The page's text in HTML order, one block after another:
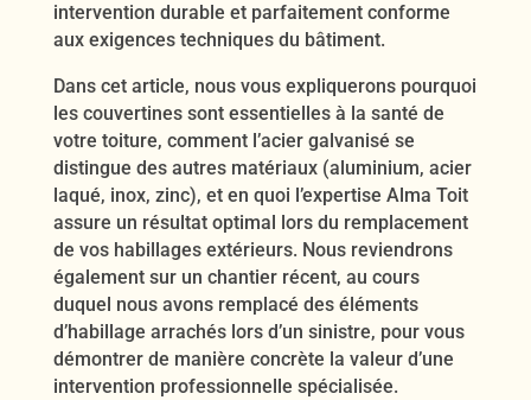
intervention durable et parfaitement conforme
aux exigences techniques du bâtiment.
Dans cet article, nous vous expliquerons pourquoi
les couvertines sont essentielles à la santé de
votre toiture, comment l’acier galvanisé se
distingue des autres matériaux (aluminium, acier
laqué, inox, zinc), et en quoi l’expertise Alma Toit
assure un résultat optimal lors du remplacement
de vos habillages extérieurs. Nous reviendrons
également sur un chantier récent, au cours
duquel nous avons remplacé des éléments
d’habillage arrachés lors d’un sinistre, pour vous
démontrer de manière concrète la valeur d’une
intervention professionnelle spécialisée.